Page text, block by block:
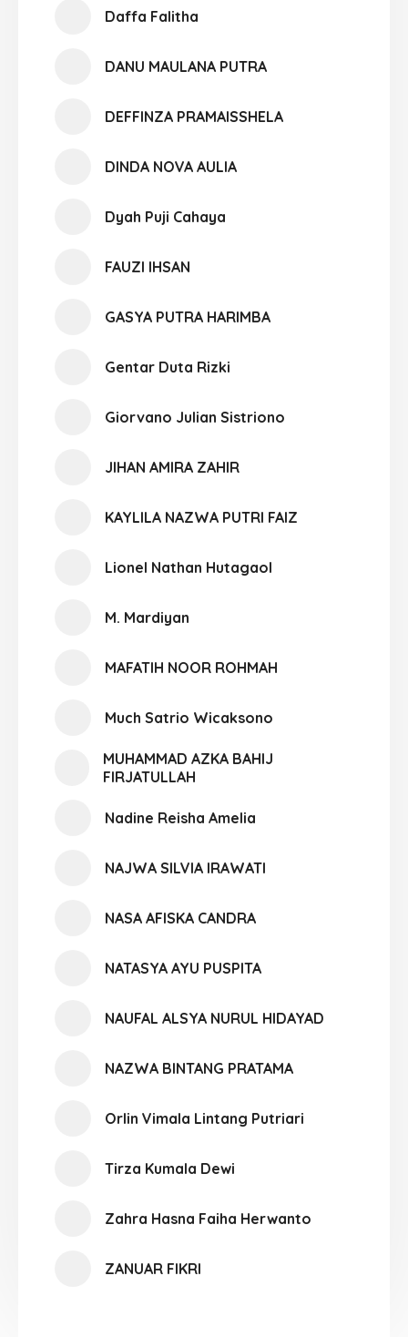
Daffa Falitha
DANU MAULANA PUTRA
DEFFINZA PRAMAISSHELA
DINDA NOVA AULIA
Dyah Puji Cahaya
FAUZI IHSAN
GASYA PUTRA HARIMBA
Gentar Duta Rizki
Giorvano Julian Sistriono
JIHAN AMIRA ZAHIR
KAYLILA NAZWA PUTRI FAIZ
Lionel Nathan Hutagaol
M. Mardiyan
MAFATIH NOOR ROHMAH
Much Satrio Wicaksono
MUHAMMAD AZKA BAHIJ
FIRJATULLAH
Nadine Reisha Amelia
NAJWA SILVIA IRAWATI
NASA AFISKA CANDRA
NATASYA AYU PUSPITA
NAUFAL ALSYA NURUL HIDAYAD
NAZWA BINTANG PRATAMA
Orlin Vimala Lintang Putriari
Tirza Kumala Dewi
Zahra Hasna Faiha Herwanto
ZANUAR FIKRI